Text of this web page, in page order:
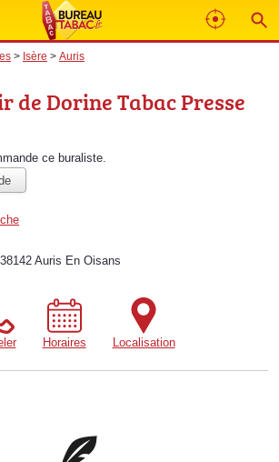
> Isère > Auris
de Dorine Tabac Presse
ce buraliste.
Auris En Oisans
Horaires Localisation